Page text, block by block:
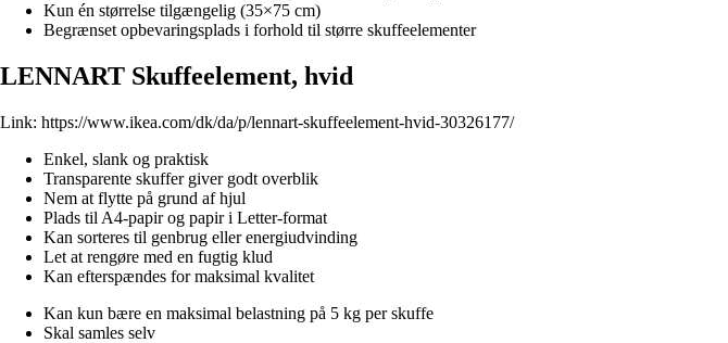
Kun én størrelse tilgængelig (35×75 cm)
Begrænset opbevaringsplads i forhold til større skuffeelementer
LENNART Skuffeelement, hvid
Link: https://www.ikea.com/dk/da/p/lennart-skuffeelement-hvid-30326177/
Enkel, slank og praktisk
Transparente skuffer giver godt overblik
Nem at flytte på grund af hjul
Plads til A4-papir og papir i Letter-format
Kan sorteres til genbrug eller energiudvinding
Let at rengøre med en fugtig klud
Kan efterspændes for maksimal kvalitet
Kan kun bære en maksimal belastning på 5 kg per skuffe
Skal samles selv